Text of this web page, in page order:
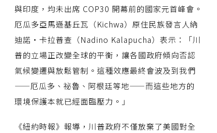
與印度，均未出席 COP30 開幕前的國家元首峰會。
厄瓜多亞馬遜基丘瓦（Kichwa）原住民族發言人納
迪諾・卡拉普查（Nadino Kalapucha）表示：「川
普的立場正改變全球的平衡，讓各國政府傾向否認
氣候變遷與放鬆管制。這種效應最終會波及到我們
——厄瓜多、祕魯、阿根廷等地——而這些地方的
環境保護本就已經面臨壓力。」
《紐約時報》報導，川普政府不僅放棄了美國對全